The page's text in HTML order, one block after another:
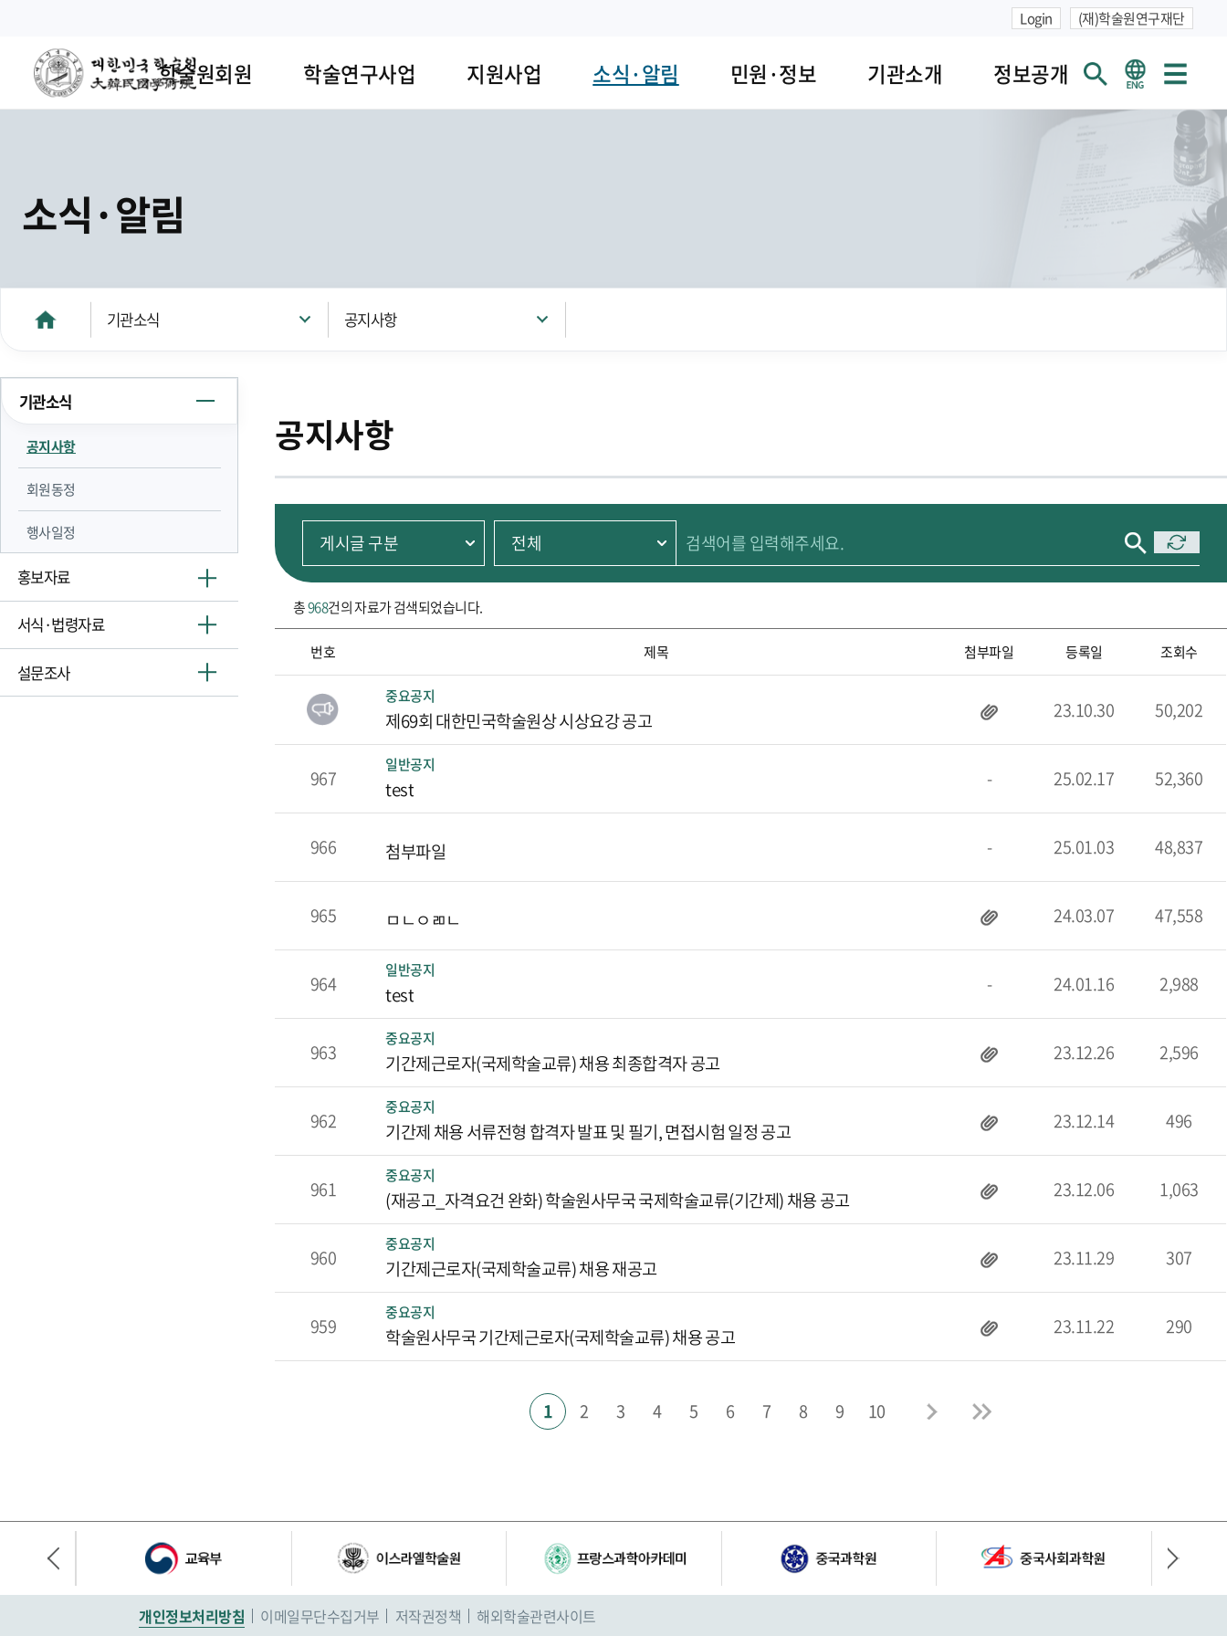
Login (재)학술원연구재단
학술원회원 학술연구사업 지원사업 소식·알림 민원·정보 기관소개 정보공개
소식·알림
기관소식 공지사항
기관소식
공지사항
회원동정
행사일정
홍보자료
서식·법령자료
설문조사
공지사항
총968건의 자료가 검색되었습니다.
공지사항 목록 표로 번호, 제목, 첨부파일, 등록일 조회수 정보를 나타냄
번호 제목 첨부파일 등록일 조회수
중요공지
제69회 대한민국학술원상 시상요강 공고 23.10.30 50,202
967
일반공지
test - 25.02.17 52,360
966 첨부파일 - 25.01.03 48,837
965 ㅁㄴㅇㄻㄴ 24.03.07 47,558
964
일반공지
test - 24.01.16 2,988
963
중요공지
기간제근로자(국제학술교류) 채용 최종합격자 공고 23.12.26 2,596
962
중요공지
기간제 채용 서류전형 합격자 발표 및 필기, 면접시험 일정 공고 23.12.14 496
961
중요공지
(재공고_자격요건 완화) 학술원사무국 국제학술교류(기간제) 채용 공고 23.12.06 1,063
960
중요공지
기간제근로자(국제학술교류) 채용 재공고 23.11.29 307
959
중요공지
학술원사무국 기간제근로자(국제학술교류) 채용 공고 23.11.22 290
1 2 3 4 5 6 7 8 9 10
개인정보처리방침 이메일무단수집거부 저작권정책 해외학술관련사이트